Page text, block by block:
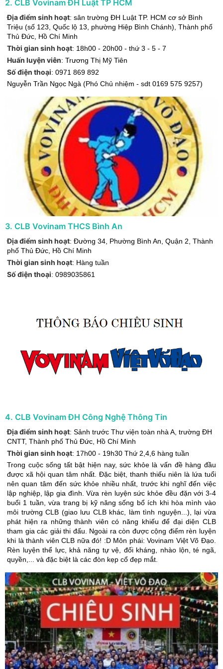
2. CLB Vovinam ĐH Luật TP HCM
Địa điểm sinh hoạt: sân trường ĐH Luật TP. HCM cơ sở Bình
Triệu (số 123, Quốc lộ 13, phường Hiệp Bình Chánh) Thành phố
Thủ Đức Hồ Chí Minh
Thời gian sinh hoạt: 18h00 - 20h00 - thứ 3 - 5 - 7
Huấn luyện viên: Trương Thị Mỹ Tiên
Số điện thoại: 0971 869 892
Nguyễn Trần Ngọc Ngà (Phó Chủ nhiệm - sdt 0169 575 9257)
3. CLB Vovinam THCS Bình An
Địa điểm sinh hoạt: Đường 34, Phường Bình An, Quận 2 Thành
phố Thủ Đức Hồ Chí Minh
Thời gian sinh hoạt: Hàng tuần
Số điện thoại: 0989035861
4. CLB Vovinam ĐH Công Nghệ Thông Tin
Địa điểm sinh hoạt: Sảnh trước Thư viện toàn nhà A, trường ĐH
CNTT, Thành phố Thủ Đức Hồ Chí Minh
Thời gian sinh hoạt: 17h00 - 19h30 Thứ 2,4,6 hàng tuần
Trong cuộc sống tất bật hiện nay, sức khỏe là vấn đề hàng đầu
được xã hội quan tâm nhất. Đặc biệt, thanh thiếu niên là lứa tuổi
nên quan tâm đến sức khỏe nhiều nhất, trước khi nghĩ đến việc
lập nghiệp, lập gia đình. Vừa rèn luyện sức khỏe đều đặn với 3-4
buổi 1 tuần, vừa trang bị kỹ năng sống bổ ích khi hòa mình vào
môi trường CLB (giao lưu CLB khác, làm tình nguyện...), lại vừa
phát hiện ra những thành viên có năng khiếu để đại diện CLB
tham gia các giải thi đấu. Ngoài ra còn được cộng điểm rèn luyện
khi là thành viên CLB nữa đó! :D Môn phái: Vovinam Việt Võ Đạo.
Rèn luyện thể lực, khả năng tự vệ, đối kháng, nhào lộn, té ngã,
quyền,... và đặc biệt là các đòn kẹp cổ đẹp mắt.